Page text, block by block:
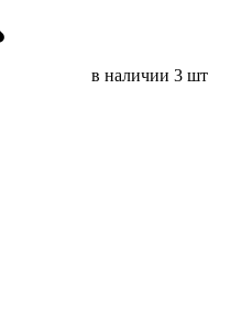
в наличии 3 шт